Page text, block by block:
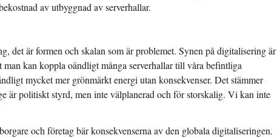
av utbyggnad av serverhallar.
det är formen och skalan som är problemet. Synen på digitalisering är
man kan koppla oändligt många serverhallar till våra befintliga
mycket mer grönmärkt energi utan konsekvenser. Det stämmer
är politiskt styrd, men inte välplanerad och för storskalig. Vi kan inte
och företag bär konsekvenserna av den globala digitaliseringen.